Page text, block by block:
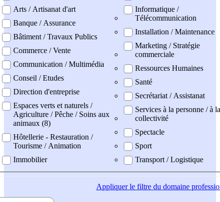
Arts / Artisanat d'art
Banque / Assurance
Bâtiment / Travaux Publics
Commerce / Vente
Communication / Multimédia
Conseil / Etudes
Direction d'entreprise
Espaces verts et naturels /
Agriculture / Pêche / Soins aux
animaux (8)
Hôtellerie - Restauration /
Tourisme / Animation
Immobilier
Informatique /
Télécommunication
Installation / Maintenance
Marketing / Stratégie
commerciale
Ressources Humaines
Santé
Secrétariat / Assistanat
Services à la personne / à la
collectivité
Spectacle
Sport
Transport / Logistique
Appliquerle filtre du domaine